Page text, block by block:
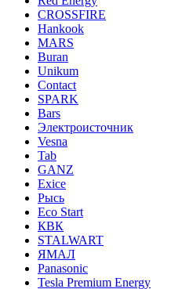
CROSSFIRE
Hankook
MARS
Buran
Unikum
Contact
SPARK
Bars
Электроисточник
Vesna
Tab
GANZ
Exice
Рысь
Eco Start
КВК
STALWART
ЯМАЛ
Panasonic
Tesla Premium Energy